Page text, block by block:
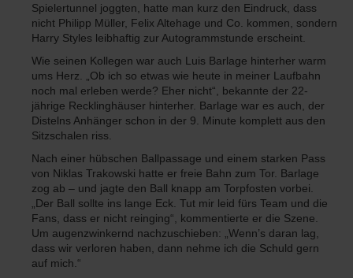
Spielertunnel joggten, hatte man kurz den Eindruck, dass
nicht Philipp Müller, Felix Altehage und Co. kommen, sondern
Harry Styles leibhaftig zur Autogrammstunde erscheint.
Wie seinen Kollegen war auch Luis Barlage hinterher warm
ums Herz. „Ob ich so etwas wie heute in meiner Laufbahn
noch mal erleben werde? Eher nicht“, bekannte der 22-
jährige Recklinghäuser hinterher. Barlage war es auch, der
Distelns Anhänger schon in der 9. Minute komplett aus den
Sitzschalen riss.
Nach einer hübschen Ballpassage und einem starken Pass
von Niklas Trakowski hatte er freie Bahn zum Tor. Barlage
zog ab – und jagte den Ball knapp am Torpfosten vorbei.
„Der Ball sollte ins lange Eck. Tut mir leid fürs Team und die
Fans, dass er nicht reinging“, kommentierte er die Szene.
Um augenzwinkernd nachzuschieben: „Wenn’s daran lag,
dass wir verloren haben, dann nehme ich die Schuld gern
auf mich.“